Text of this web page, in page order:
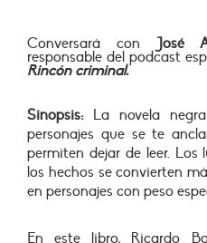
Conversará con José
responsable del podcast
Rincón criminal.
Sinopsis: La novela
personajes que se te
permiten dejar de leer. Los
los hechos se convierten
en personajes con peso
En este libro, Ricardo